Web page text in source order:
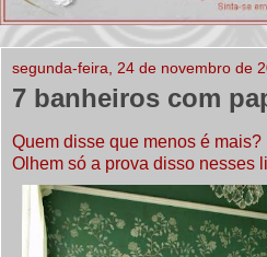
segunda-feira, 24 de novembro de
7 banheiros com
Quem disse que menos é mais?
Olhem só a prova disso nesses